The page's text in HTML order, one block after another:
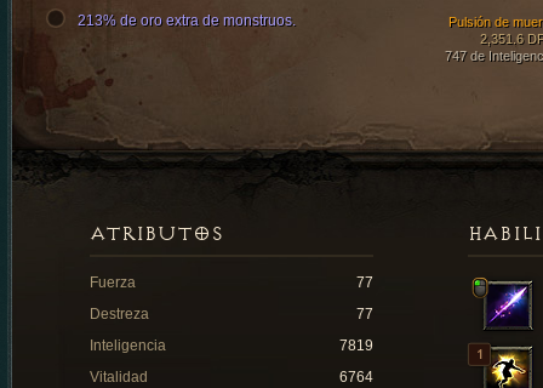
Pulsión de
2,351.6
747 de
213% de oro extra de monstruos.
ATRIBUTOS
Fuerza
77
Destreza
77
Inteligencia
7819
Vitalidad
6764